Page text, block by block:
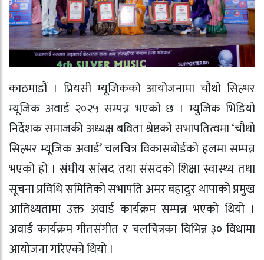
काठमाडौं । प्रियसी म्यूजिकको आयोजनामा चौथो सिल्भर
म्यूजिक अवार्ड २०२५ सम्पन्न भएको छ । म्युजिक भिडियो
निर्देशक समाजकी अध्यक्ष बविता श्रेष्ठको सभापतित्वमा ‘चौथो
सिल्भर म्यूजिक अवार्ड’ चलचित्र विकासबोर्डको हलमा सम्पन्न
भएको हो । संघीय सांसद तथा संसदको शिक्षा स्वास्थ्य तथा
सूचना प्रविधि समितिको सभापति अमर बहादुर थापाको प्रमुख
आतिथ्यतामा उक्त अवार्ड कार्यक्रम सम्पन्न भएको थियो ।
अवार्ड कार्यक्रम गीतसंगीत र चलचित्रका विभिन्न ३० विधामा
आयोजना गरिएको थियो ।